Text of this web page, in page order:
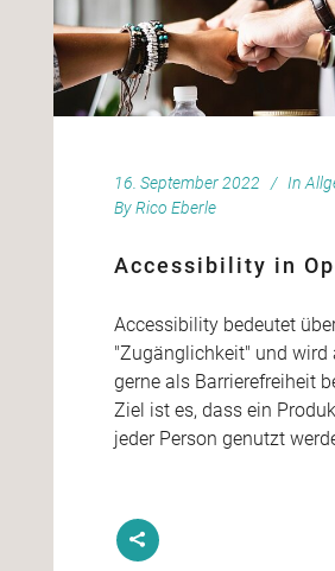
16. September 2022 In
By Rico Eberle
Accessibility in
Accessibility bedeutet
"Zugänglichkeit" und wird
gerne als Barrierefreiheit
Ziel ist es, dass ein
jeder Person genutzt